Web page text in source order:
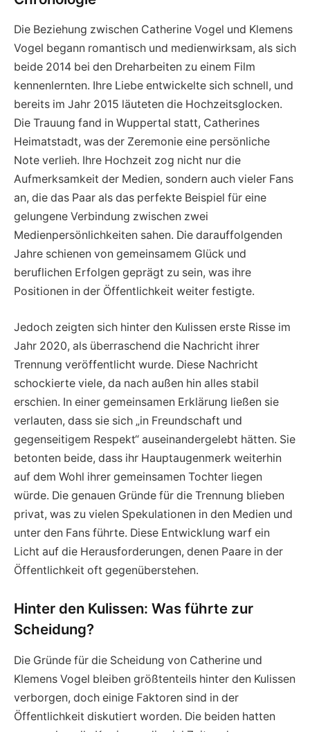
Die Beziehung zwischen Catherine Vogel und Klemens
Vogel begann romantisch und medienwirksam, als sich
beide 2014 bei den Dreharbeiten zu einem Film
kennenlernten. Ihre Liebe entwickelte sich schnell, und
bereits im Jahr 2015 läuteten die Hochzeitsglocken.
Die Trauung fand in Wuppertal statt, Catherines
Heimatstadt, was der Zeremonie eine persönliche
Note verlieh. Ihre Hochzeit zog nicht nur die
Aufmerksamkeit der Medien, sondern auch vieler Fans
an, die das Paar als das perfekte Beispiel für eine
gelungene Verbindung zwischen zwei
Medienpersönlichkeiten sahen. Die darauffolgenden
Jahre schienen von gemeinsamem Glück und
beruflichen Erfolgen geprägt zu sein, was ihre
Positionen in der Öffentlichkeit weiter festigte.
Jedoch zeigten sich hinter den Kulissen erste Risse im
Jahr 2020, als überraschend die Nachricht ihrer
Trennung veröffentlicht wurde. Diese Nachricht
schockierte viele, da nach außen hin alles stabil
erschien. In einer gemeinsamen Erklärung ließen sie
verlauten, dass sie sich „in Freundschaft und
gegenseitigem Respekt“ auseinandergelebt hätten. Sie
betonten beide, dass ihr Hauptaugenmerk weiterhin
auf dem Wohl ihrer gemeinsamen Tochter liegen
würde. Die genauen Gründe für die Trennung blieben
privat, was zu vielen Spekulationen in den Medien und
unter den Fans führte. Diese Entwicklung warf ein
Licht auf die Herausforderungen, denen Paare in der
Öffentlichkeit oft gegenüberstehen.
Hinter den Kulissen: Was führte zur
Scheidung?
Die Gründe für die Scheidung von Catherine und
Klemens Vogel bleiben größtenteils hinter den Kulissen
verborgen, doch einige Faktoren sind in der
Öffentlichkeit diskutiert worden. Die beiden hatten